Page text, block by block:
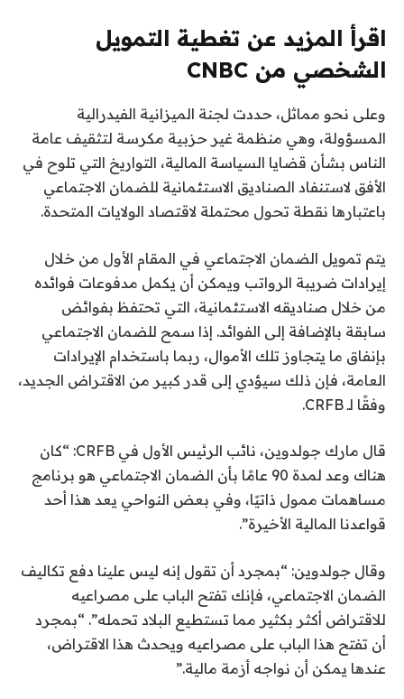
اقرأ المزيد عن تغطية التمويل
الشخصي من CNBC
وعلى نحو مماثل، حددت لجنة الميزانية الفيدرالية
المسؤولة، وهي منظمة غير حزبية مكرسة لتثقيف عامة
الناس بشأن قضايا السياسة المالية، التواريخ التي تلوح في
الأفق لاستنفاد الصناديق الاستئمانية للضمان الاجتماعي
باعتبارها نقطة تحول محتملة لاقتصاد الولايات المتحدة.
يتم تمويل الضمان الاجتماعي في المقام الأول من خلال
إيرادات ضريبة الرواتب ويمكن أن يكمل مدفوعات فوائده
من خلال صناديقه الاستئمانية، التي تحتفظ بفوائض
سابقة بالإضافة إلى الفوائد. إذا سمح للضمان الاجتماعي
بإنفاق ما يتجاوز تلك الأموال، ربما باستخدام الإيرادات
العامة، فإن ذلك سيؤدي إلى قدر كبير من الاقتراض الجديد،
وفقًا لـ CRFB.
قال مارك جولدوين، نائب الرئيس الأول في CRFB: “كان
هناك وعد لمدة 90 عامًا بأن الضمان الاجتماعي هو برنامج
مساهمات ممول ذاتيًا، وفي بعض النواحي يعد هذا أحد
قواعدنا المالية الأخيرة”.
وقال جولدوين: “بمجرد أن تقول إنه ليس علينا دفع تكاليف
الضمان الاجتماعي، فإنك تفتح الباب على مصراعيه
للاقتراض أكثر بكثير مما تستطيع البلاد تحمله”. “بمجرد
أن تفتح هذا الباب على مصراعيه ويحدث هذا الاقتراض،
عندها يمكن أن نواجه أزمة مالية.”